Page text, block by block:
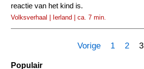
reactie van het kind is.
Volksverhaal | Ierland | ca. 7 min.
Vorige 1 23
Populair